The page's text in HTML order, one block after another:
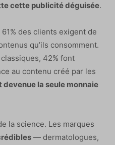
cette publicité déguisée.
des clients exigent de
qu’ils consomment.
42% font
au contenu créé par les
la seule monnaie
la science. Les marques
— dermatologues,